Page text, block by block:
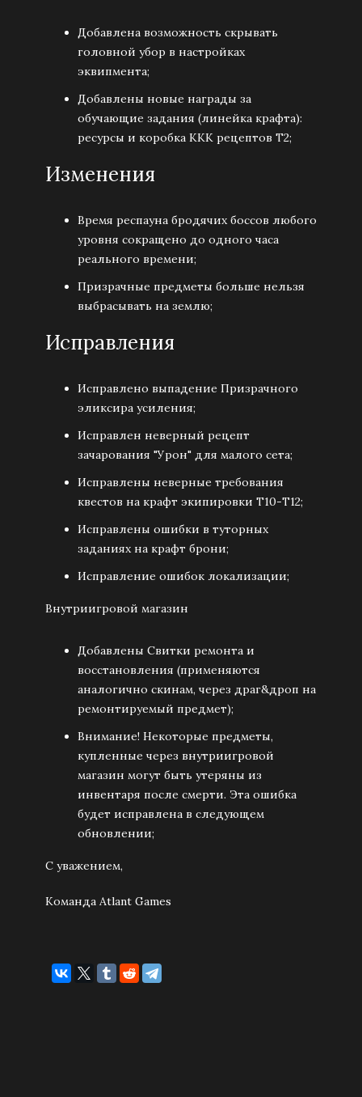
Добавлена возможность скрывать
головной убор в настройках
эквипмента;
Добавлены новые награды за
обучающие задания (линейка крафта):
ресурсы и коробка ККК рецептов Т2;
Изменения
Время респауна бродячих боссов любого
уровня сокращено до одного часа
реального времени;
Призрачные предметы больше нельзя
выбрасывать на землю;
Исправления
Исправлено выпадение Призрачного
эликсира усиления;
Исправлен неверный рецепт
зачарования "Урон" для малого сета;
Исправлены неверные требования
квестов на крафт экипировки Т10-Т12;
Исправлены ошибки в туторных
заданиях на крафт брони;
Исправление ошибок локализации;
Внутриигровой магазин
Добавлены Свитки ремонта и
восстановления (применяются
аналогично скинам, через драг&дроп на
ремонтируемый предмет);
Внимание! Некоторые предметы,
купленные через внутриигровой
магазин могут быть утеряны из
инвентаря после смерти. Эта ошибка
будет исправлена в следующем
обновлении;
С уважением,
Команда Atlant Games